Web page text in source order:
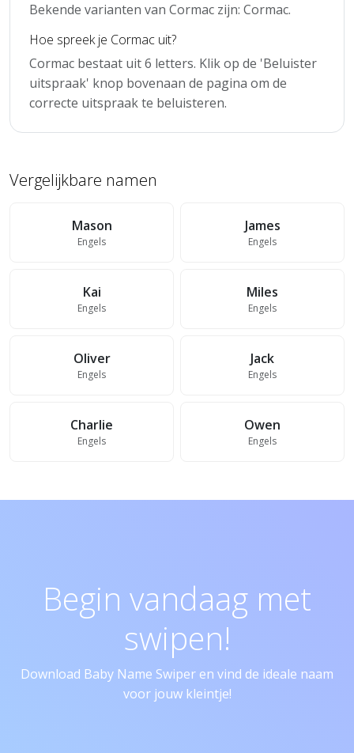
Bekende varianten van Cormac zijn: Cormac.
Hoe spreek je Cormac uit?
Cormac bestaat uit 6 letters. Klik op de 'Beluister
uitspraak' knop bovenaan de pagina om de
correcte uitspraak te beluisteren.
Vergelijkbare namen
Mason
Engels
James
Engels
Kai
Engels
Miles
Engels
Oliver
Engels
Jack
Engels
Charlie
Engels
Owen
Engels
Begin vandaag met
swipen!
Download Baby Name Swiper en vind de ideale naam
voor jouw kleintje!